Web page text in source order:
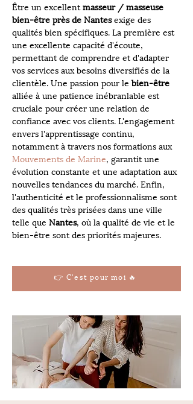
Être un excellent masseur / masseuse
bien-être près de Nantes exige des
qualités bien spécifiques. La première est
une excellente capacité d'écoute,
permettant de comprendre et d'adapter
vos services aux besoins diversifiés de la
clientèle. Une passion pour le bien-être
alliée à une patience inébranlable est
cruciale pour créer une relation de
confiance avec vos clients. L'engagement
envers l'apprentissage continu,
notamment à travers nos formations aux
Mouvements de Marine, garantit une
évolution constante et une adaptation aux
nouvelles tendances du marché. Enfin,
l'authenticité et le professionnalisme sont
des qualités très prisées dans une ville
telle que Nantes, où la qualité de vie et le
bien-être sont des priorités majeures.
👉 C'est pour moi 🔥